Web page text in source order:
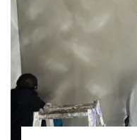
ご安全に。 よろしくお